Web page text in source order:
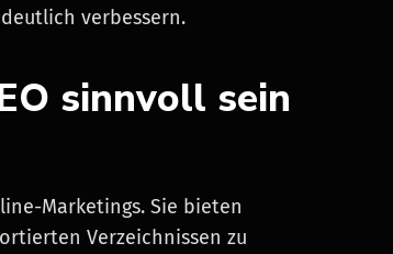
verbessern.
sinnvoll sein
Marketings. Sie bieten
Verzeichnissen zu